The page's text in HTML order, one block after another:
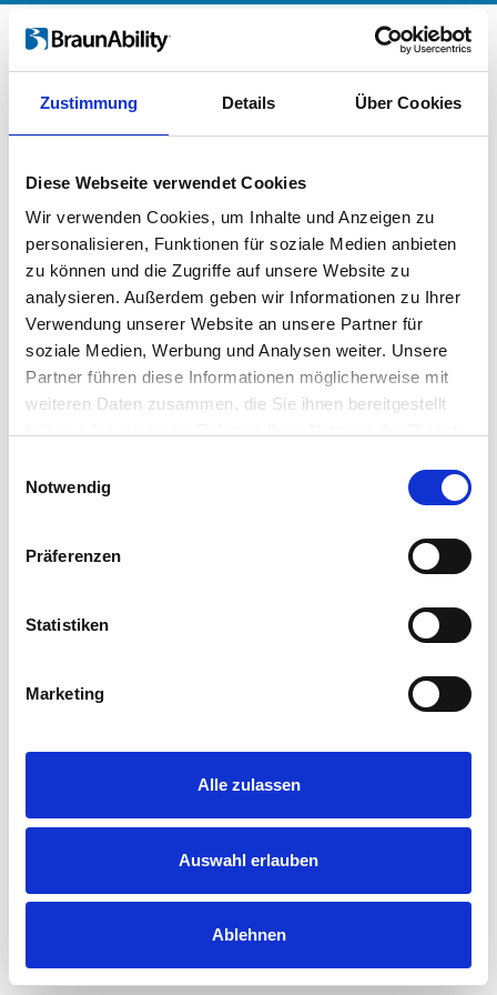
Zustimmung Details Über Cookies
Diese Webseite verwendet Cookies
Wir verwenden Cookies, um Inhalte und Anzeigen zu
personalisieren, Funktionen für soziale Medien anbieten
zu können und die Zugriffe auf unsere Website zu
analysieren. Außerdem geben wir Informationen zu Ihrer
Verwendung unserer Website an unsere Partner für
soziale Medien, Werbung und Analysen weiter. Unsere
Partner führen diese Informationen möglicherweise mit
weiteren Daten zusammen, die Sie ihnen bereitgestellt
Notwendig
Präferenzen
Statistiken
Marketing
Alle zulassen
Auswahl erlauben
Ablehnen
Leider ist beim Versenden der Nachricht
ein Fehler aufgetreten...